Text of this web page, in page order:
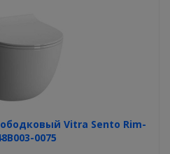
Vitra Sento Rim-
0075